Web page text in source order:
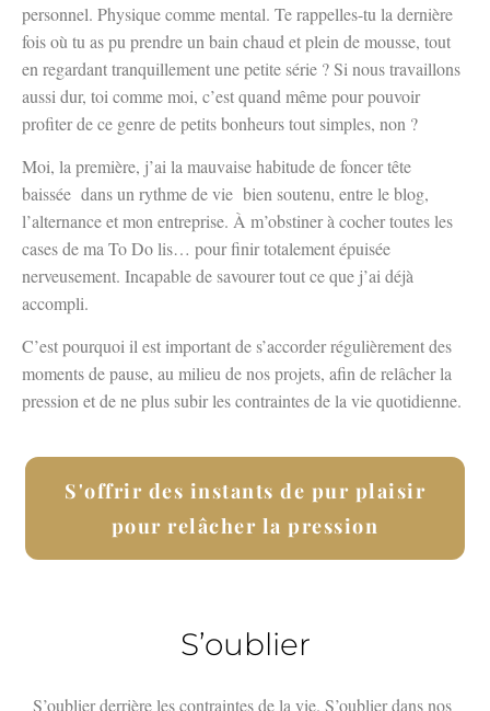
personnel. Physique comme mental. Te rappelles-tu la dernière
fois où tu as pu prendre un bain chaud et plein de mousse, tout
en regardant tranquillement une petite série ? Si nous travaillons
aussi dur, toi comme moi, c’est quand même pour pouvoir
profiter de ce genre de petits bonheurs tout simples, non ?
Moi, la première, j’ai la mauvaise habitude de foncer tête
baissée dans un rythme de vie bien soutenu, entre le blog,
l’alternance et mon entreprise. À m’obstiner à cocher toutes les
cases de ma To Do lis… pour finir totalement épuisée
nerveusement. Incapable de savourer tout ce que j’ai déjà
accompli.
C’est pourquoi il est important de s’accorder régulièrement des
moments de pause, au milieu de nos projets, afin de relâcher la
pression et de ne plus subir les contraintes de la vie quotidienne.
S'offrir des instants de pur plaisir
pour relâcher la pression
S’oublier
S’oublier derrière les contraintes de la vie. S’oublier dans nos